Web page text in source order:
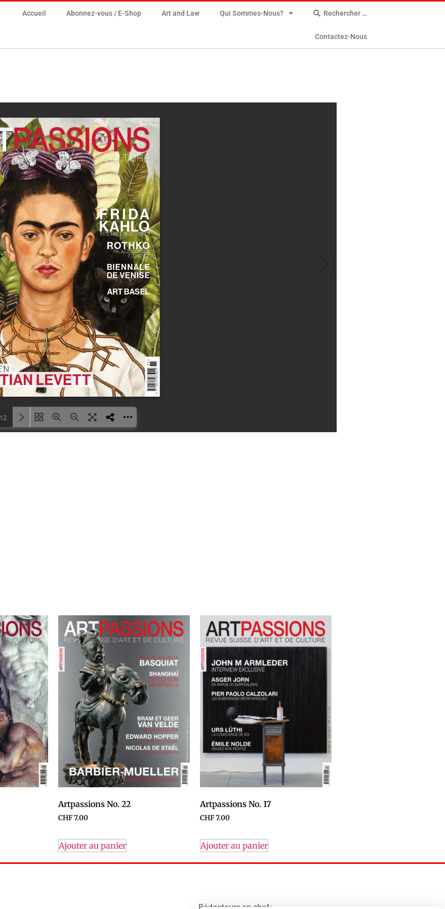
Accueil Abonnez-vous / E-Shop Art and Law Qui Sommes-Nous? Rechercher …
Contactez-Nous
Artpassions No. 22
CHF7.00
Ajouter au panier
Artpassions No. 17
CHF7.00
Ajouter au panier